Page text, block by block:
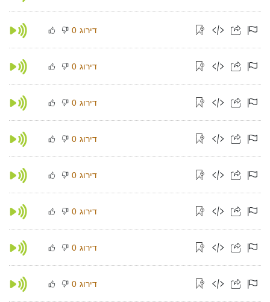
0 דירוג
0 דירוג
0 דירוג
0 דירוג
0 דירוג
0 דירוג
0 דירוג
0 דירוג